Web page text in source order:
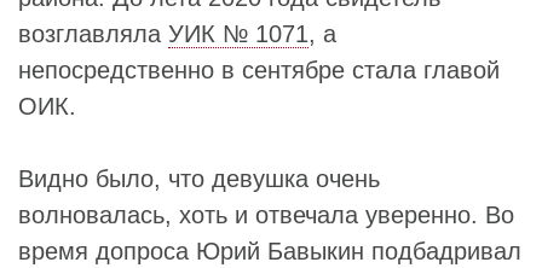
возглавляла УИК № 1071, а
непосредственно в сентябре стала главой
ОИК.
Видно было, что девушка очень
волновалась, хоть и отвечала уверенно. Во
время допроса Юрий Бавыкин подбадривал